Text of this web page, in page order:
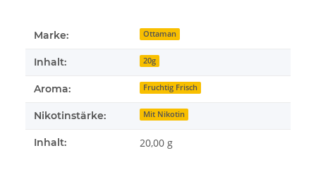
Marke: Ottaman
Inhalt: 20g
Aroma: Fruchtig Frisch
Nikotinstärke: Mit Nikotin
Inhalt: 20,00 g